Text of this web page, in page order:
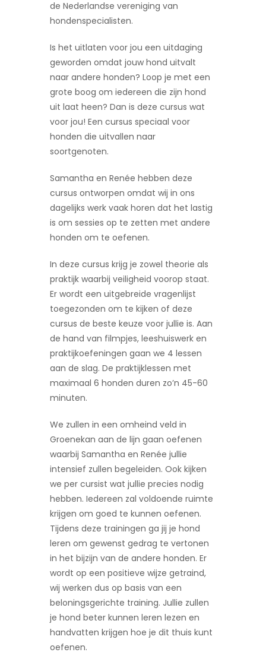
de Nederlandse vereniging van
hondenspecialisten.
Is het uitlaten voor jou een uitdaging
geworden omdat jouw hond uitvalt
naar andere honden? Loop je met een
grote boog om iedereen die zijn hond
uit laat heen? Dan is deze cursus wat
voor jou! Een cursus speciaal voor
honden die uitvallen naar
soortgenoten.
Samantha en Renée hebben deze
cursus ontworpen omdat wij in ons
dagelijks werk vaak horen dat het lastig
is om sessies op te zetten met andere
honden om te oefenen.
In deze cursus krijg je zowel theorie als
praktijk waarbij veiligheid voorop staat.
Er wordt een uitgebreide vragenlijst
toegezonden om te kijken of deze
cursus de beste keuze voor jullie is. Aan
de hand van filmpjes, leeshuiswerk en
praktijkoefeningen gaan we 4 lessen
aan de slag. De praktijklessen met
maximaal 6 honden duren zo’n 45-60
minuten.
We zullen in een omheind veld in
Groenekan aan de lijn gaan oefenen
waarbij Samantha en Renée jullie
intensief zullen begeleiden. Ook kijken
we per cursist wat jullie precies nodig
hebben. Iedereen zal voldoende ruimte
krijgen om goed te kunnen oefenen.
Tijdens deze trainingen ga jij je hond
leren om gewenst gedrag te vertonen
in het bijzijn van de andere honden. Er
wordt op een positieve wijze getraind,
wij werken dus op basis van een
beloningsgerichte training. Jullie zullen
je hond beter kunnen leren lezen en
handvatten krijgen hoe je dit thuis kunt
oefenen.